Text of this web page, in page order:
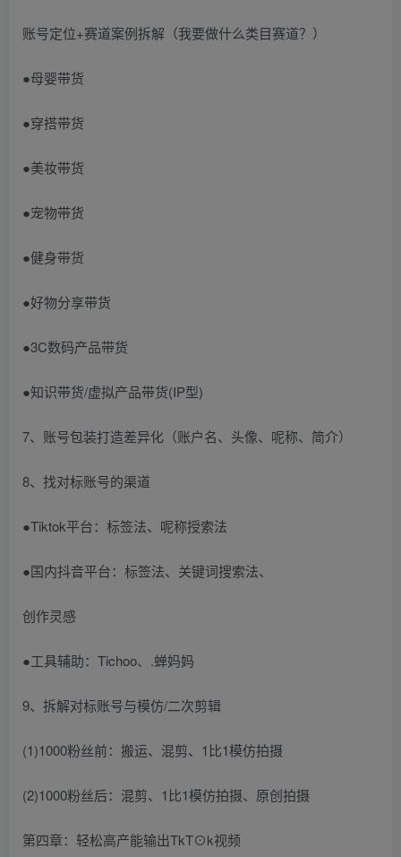
账号定位+赛道案例拆解（我要做什么类目赛道？）
●母婴带货
●穿搭带货
●美妆带货
●宠物带货
●健身带货
●好物分享带货
●3C数码产品带货
●知识带货/虚拟产品带货(IP型)
7、账号包装打造差异化（账户名、头像、呢称、简介）
8、找对标账号的渠道
●Tiktok平台：标签法、呢称授索法
●国内抖音平台：标签法、关键词搜索法、
创作灵感
●工具辅助：Tichoo、.蝉妈妈
9、拆解对标账号与模仿/二次剪辑
(1)1000粉丝前：搬运、混剪、1比1模仿拍摄
(2)1000粉丝后：混剪、1比1模仿拍摄、原创拍摄
第四章：轻松高产能输出TkT⊙k视频